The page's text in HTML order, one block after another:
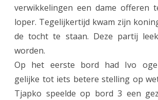
verwikkelingen een dame offeren
loper. Tegelijkertijd kwam zijn
de tocht te staan. Deze partij
worden.
Op het eerste bord had Ivo
gelijke tot iets betere stelling op
Tjapko speelde op bord 3 een